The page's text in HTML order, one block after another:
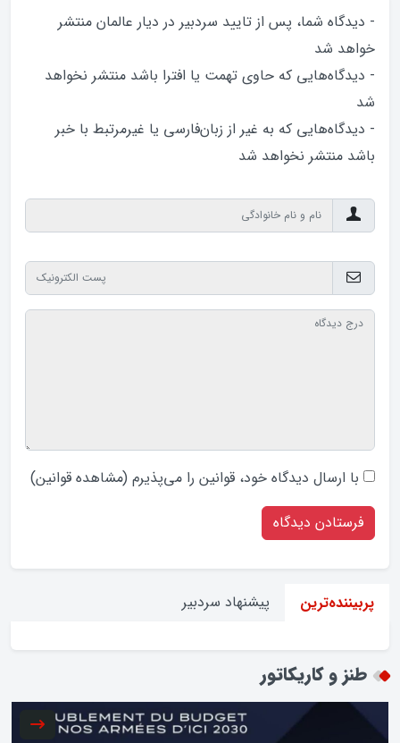
- دیدگاه شما، پس از تایید سردبیر در دیار عالمان منتشر
خواهد‌ شد
- دیدگاه‌هایی که حاوی تهمت یا افترا باشد منتشر نخواهد‌
شد
- دیدگاه‌هایی که به غیر از زبان‌فارسی یا غیرمرتبط با خبر
باشد منتشر نخواهد‌ شد
با ارسال دیدگاه‌ خود، قوانین را می‌پذیرم (مشاهده قوانین)
پربیننده‌ترین پیشنهاد سردبیر
طنز و کاریکاتور